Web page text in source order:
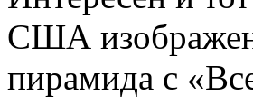
США
пирамида с